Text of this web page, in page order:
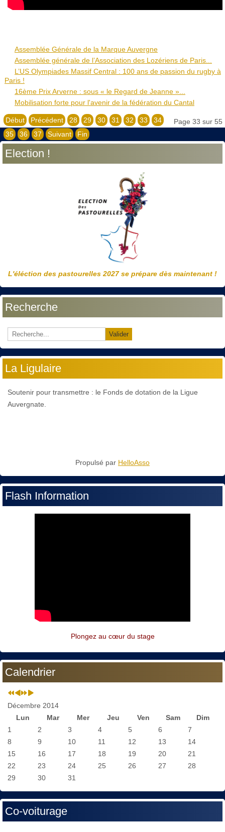
Assemblée Générale de la Marque Auvergne
Assemblée générale de l’Association des Lozériens de Paris...
L’US Olympiades Massif Central : 100 ans de passion du rugby à
Paris !
16ème Prix Arverne : sous « le Regard de Jeanne »...
Mobilisation forte pour l'avenir de la fédération du Cantal
Page 33 sur 55
Début Précédent 28 29 30 31 32 33
34
35
36 37 Suivant Fin
Election !
L'éléction des pastourelles 2027 se prépare dès maintenant !
Recherche
Valider
La Ligulaire
Soutenir pour transmettre : le Fonds de dotation de la Ligue
Auvergnate.
Propulsé par HelloAsso
Flash Information
Plongez au cœur du stage
Calendrier
Décembre 2014
Lun
Mar Mer Jeu Ven Sam
Dim
1
2 3 4 5 6
7
8
9 10 11 12 13
14
15
16 17 18 19 20
21
22
23 24 25 26 27
28
29
30 31
Co-voiturage